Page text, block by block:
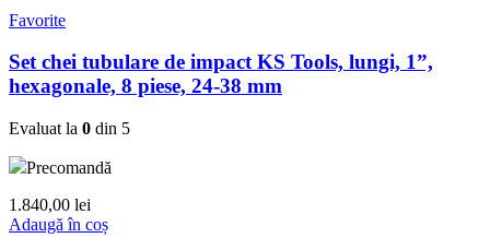
Favorite
Set chei tubulare de impact KS Tools, lungi, 1”,
hexagonale, 8 piese, 24-38 mm
Evaluat la 0 din 5
Precomandă
1.840,00 lei
Adaugă în coș